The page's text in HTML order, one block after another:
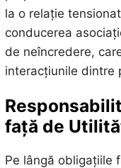
la o relație
conducerea
de neîncredere,
interacțiunile dintre
față de
Pe lângă obligațiile